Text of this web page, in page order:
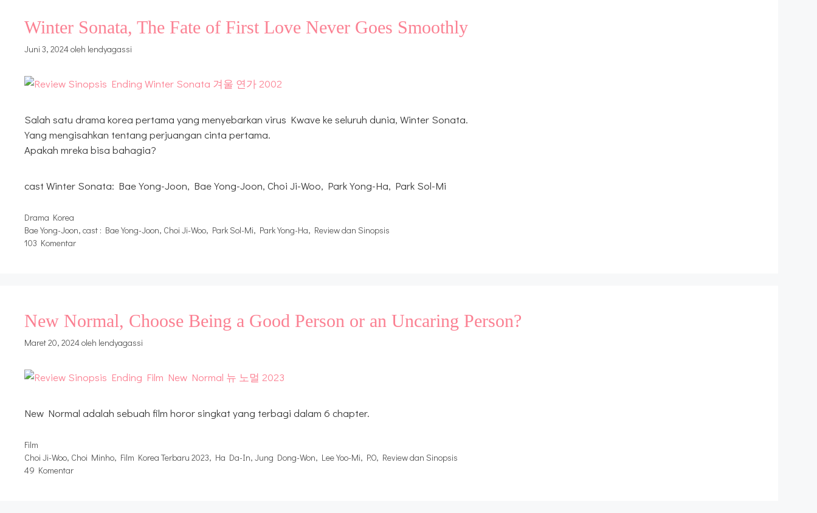
Winter Sonata, The Fate of First Love Never Goes Smoothly
Juni 3, 2024oleh lendyagassi
Salah satu drama korea pertama yang menyebarkan virus Kwave ke seluruh dunia, Winter Sonata.
Yang mengisahkan tentang perjuangan cinta pertama.
Apakah mreka bisa bahagia?
cast Winter Sonata: Bae Yong-Joon, Bae Yong-Joon, Choi Ji-Woo, Park Yong-Ha, Park Sol-Mi
Kategori
Drama Korea
Tag
Bae Yong-Joon, cast : Bae Yong-Joon, Choi Ji-Woo, Park Sol-Mi, Park Yong-Ha, Review dan Sinopsis
103 Komentar
New Normal, Choose Being a Good Person or an Uncaring Person?
Maret 20, 2024oleh lendyagassi
New Normal adalah sebuah film horor singkat yang terbagi dalam 6 chapter.
Kategori
Film
Tag
Choi Ji-Woo, Choi Minho, Film Korea Terbaru 2023, Ha Da-In, Jung Dong-Won, Lee Yoo-Mi, P.O, Review dan Sinopsis
49 Komentar